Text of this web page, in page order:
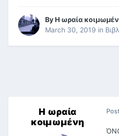
ByΗ ωραία
March 30, 2019 in
Η ωραία
κοιμωμένη